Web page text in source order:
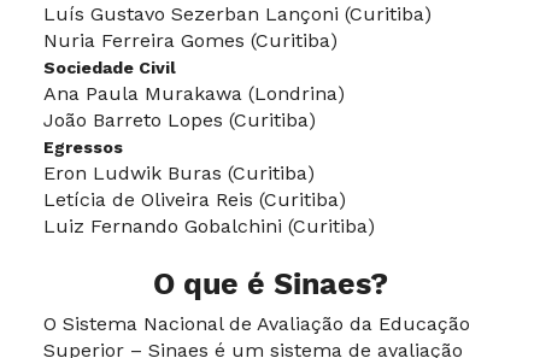
Luís Gustavo Sezerban Lançoni (Curitiba)
Nuria Ferreira Gomes (Curitiba)
Sociedade Civil
Ana Paula Murakawa (Londrina)
João Barreto Lopes (Curitiba)
Egressos
Eron Ludwik Buras (Curitiba)
Letícia de Oliveira Reis (Curitiba)
Luiz Fernando Gobalchini (Curitiba)
O que é Sinaes?
O Sistema Nacional de Avaliação da Educação
Superior – Sinaes é um sistema de avaliação